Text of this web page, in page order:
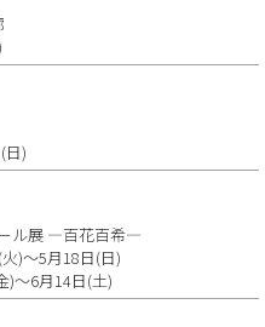
日)
ル展 ―百花百希―
)～5月18日(日)
～6月14日(土)